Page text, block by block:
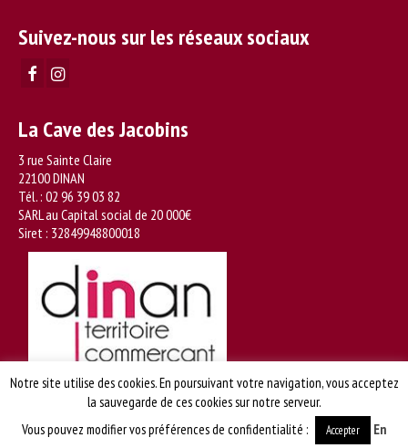
Suivez-nous sur les réseaux sociaux
La Cave des Jacobins
3 rue Sainte Claire
22100 DINAN
Tél. : 02 96 39 03 82
SARL au Capital social de 20 000€
Siret : 32849948800018
L'abus d'alcool est dangereux pour la santé. A consommer avec modération. La Cave des Jacobins de Dinan @ Copyright 2018
Notre site utilise des cookies. En poursuivant votre navigation, vous acceptez
la sauvegarde de ces cookies sur notre serveur.
Vous pouvez modifier vos préférences de confidentialité :
Accepter
En